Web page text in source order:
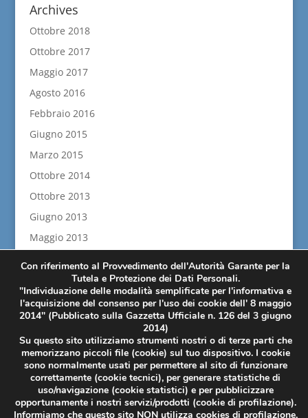
Archives
Ottobre 2018
Ottobre 2017
Maggio 2017
Agosto 2016
Febbraio 2016
Giugno 2015
Marzo 2015
Ottobre 2014
Ottobre 2013
Giugno 2013
Maggio 2013
Febbraio 2013
Novembre 2012
Luglio 2012
Si informa che la presente Azienda ha percepito negli esercizi
2020/2021 aiuti e contributi da Pubbliche Amministrazioni, che
Con riferimento al Provvedimento dell'Autorità Garante per la
Tutela e Protezione dei Dati Personali.
"Individuazione delle modalità semplificate per l'informativa e
l'acquisizione del consenso per l'uso dei cookie dell' 8 maggio
2014" (Pubblicato sulla Gazzetta Ufficiale n. 126 del 3 giugno
2014)
Su questo sito utilizziamo strumenti nostri o di terze parti che
memorizzano piccoli file (cookie) sul tuo dispositivo. I cookie
sono normalmente usati per permettere al sito di funzionare
correttamente (cookie tecnici), per generare statistiche di
uso/navigazione (cookie statistici) e per pubblicizzare
opportunamente i nostri servizi/prodotti (cookie di profilazione).
Informiamo che questo sito NON utilizza cookies di profilazione,